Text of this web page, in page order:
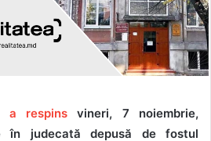
a respins vineri, 7 noiembrie,
în judecată depusă de fostul